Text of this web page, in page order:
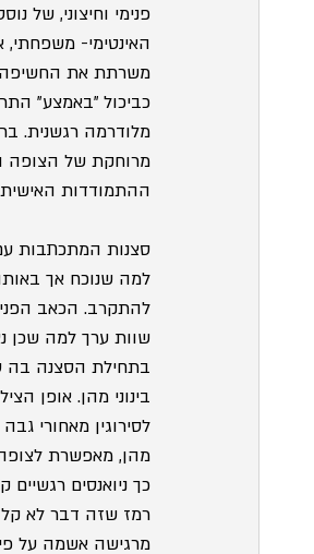
פנימי וחיצוני, של
האינטימי-
משרתת את החשיפה
כביכול "באמצע"
מלודרמה רגשנית.
מרוחקת של הצופה
ההתמודדות
סצנות המתכתבות
למה שנוכח אך
להתקרב. הכאב
שוות ערך למה שכן
בתחילת הסצנה בה
בינוני מהן. אופן
לסירוגין מאחורי
מהן, מאפשרת
כך ניואנסים
רמז שזה דבר לא קל
מרגישה אשמה על